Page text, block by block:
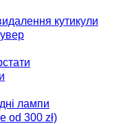
кутикули
лампи
od 300 zł)